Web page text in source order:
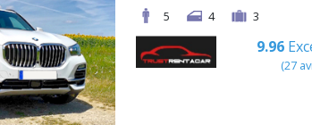
5
4 3
9.96
(27